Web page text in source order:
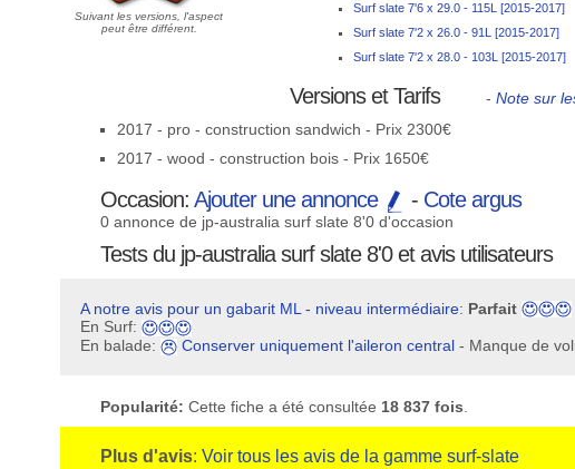
Suivant les versions, l'aspect
peut être différent.
Surf slate 7'6 x 29.0 - 115L [2015-2017]
Surf slate 7'2 x 26.0 - 91L [2015-2017]
Surf slate 7'2 x 28.0 - 103L [2015-2017]
Versions et Tarifs - Note sur
2017 - pro - construction sandwich - Prix 2300€
2017 - wood - construction bois - Prix 1650€
Occasion:Ajouter une annonce - Cote argus
0 annonce de jp-australia surf slate 8'0 d'occasion
Tests du jp-australia surf slate 8'0 et avis utilisateurs
A notre avis pour un gabarit ML - niveau intermédiaire: Parfait
En Surf:
En balade:
Conserver uniquement l'aileron central - Manque de
Popularité: Cette fiche a été consultée 18 837 fois.
Plus d'avis:Voir tous les avis de la gamme surf-slate